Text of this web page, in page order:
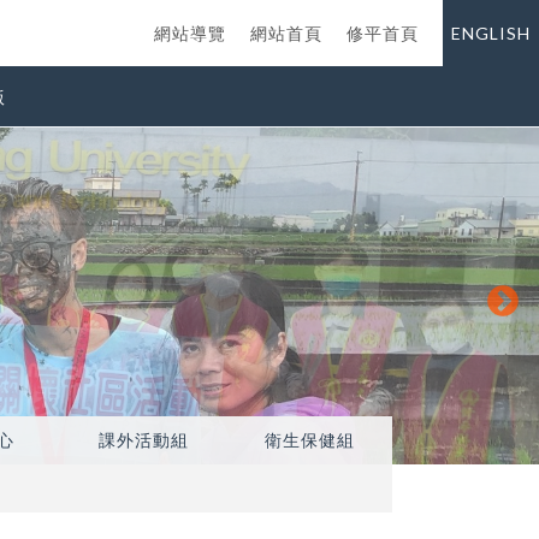
網站導覽 網站首頁 修平首頁 ENGLISH
課外活動組 衛生保健組